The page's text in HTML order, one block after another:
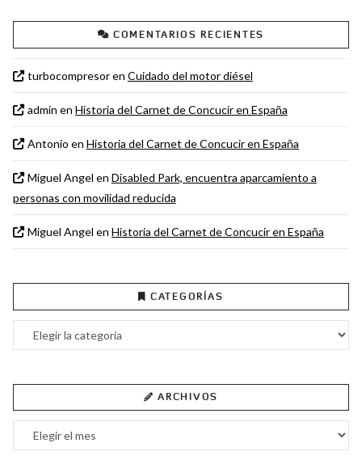
COMENTARIOS RECIENTES
turbocompresoren Cuidado del motor diésel
admin en Historia del Carnet de Concucir en España
Antonio en Historia del Carnet de Concucir en España
Miguel Angel en Disabled Park, encuentra aparcamiento a
personas con movilidad reducida
Miguel Angel en Historia del Carnet de Concucir en España
CATEGORÍAS
Categorías
ARCHIVOS
Archivos